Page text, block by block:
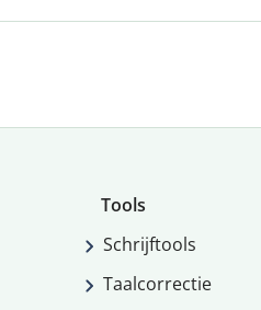
Tools
Schrijftools
Taalcorrectie